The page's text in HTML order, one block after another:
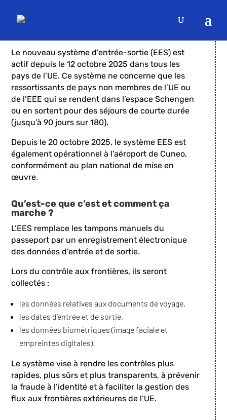
Entry-Exit System (EES)
Le nouveau système d’entrée-sortie (EES) est
actif depuis le 12 octobre 2025 dans tous les
pays de l’UE. Ce système ne concerne que les
ressortissants de pays non membres de l’UE ou
de l’EEE qui se rendent dans l’espace Schengen
ou en sortent pour des séjours de courte durée
(jusqu’à 90 jours sur 180).
Depuis le 20 octobre 2025, le système EES est
également opérationnel à l’aéroport de Cuneo,
conformément au plan national de mise en
œuvre.
Qu’est-ce que c’est et comment ça
marche ?
L’EES remplace les tampons manuels du
passeport par un enregistrement électronique
des données d’entrée et de sortie.
Lors du contrôle aux frontières, ils seront
collectés :
les données relatives aux documents de voyage,
les dates d’entrée et de sortie,
les données biométriques (image faciale et
empreintes digitales).
Le système vise à rendre les contrôles plus
rapides, plus sûrs et plus transparents, à prévenir
la fraude à l’identité et à faciliter la gestion des
flux aux frontières extérieures de l’UE.